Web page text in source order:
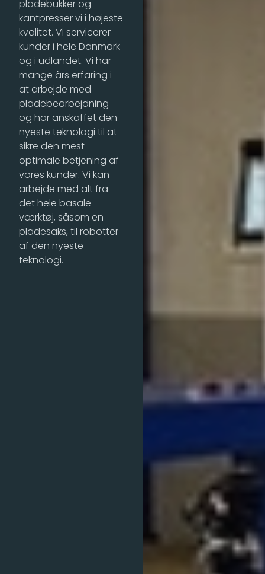
pladebukker og
kantpresser vi i højeste
kvalitet. Vi servicerer
kunder i hele Danmark
og i udlandet. Vi har
mange års erfaring i
at arbejde med
pladebearbejdning
og har anskaffet den
nyeste teknologi til at
sikre den mest
optimale betjening af
vores kunder. Vi kan
arbejde med alt fra
det hele basale
værktøj, såsom en
pladesaks, til robotter
af den nyeste
teknologi.